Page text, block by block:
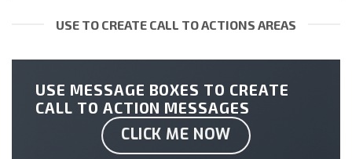
USE TO CREATE CALL TO ACTIONS AREAS
USE MESSAGE BOXES TO CREATE
CALL TO ACTION MESSAGES
CLICK ME NOW